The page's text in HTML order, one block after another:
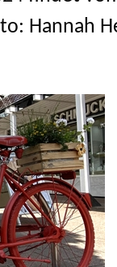
Hannah